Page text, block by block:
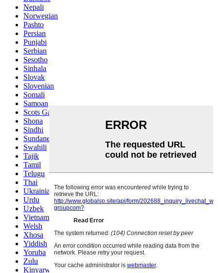
Nepali
Norwegian
Pashto
Persian
Punjabi
Serbian
Sesotho
Sinhala
Slovak
Slovenian
Somali
Samoan
Scots Gaelic
Shona
Sindhi
Sundanese
Swahili
Tajik
Tamil
Telugu
Thai
Ukrainian
Urdu
Uzbek
Vietnamese
Welsh
Xhosa
Yiddish
Yoruba
Zulu
Kinyarwanda